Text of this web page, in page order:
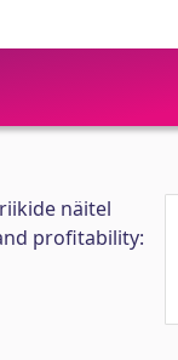
näitel
profitability: